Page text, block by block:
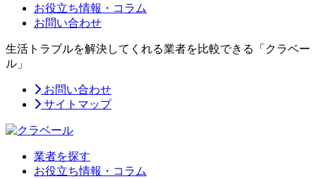
お役立ち情報・コラム
お問い合わせ
生活トラブルを解決してくれる業者を比較できる「クラベー
ル」
お問い合わせ
サイトマップ
業者を探す
お役立ち情報・コラム